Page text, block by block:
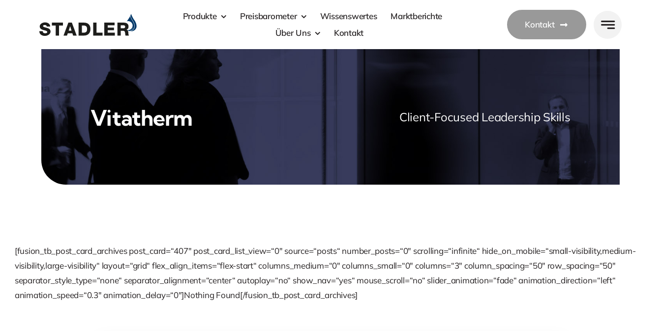
Produkte Preisbarometer Wissenswertes
Marktberichte
Über Uns
Kontakt
Kontakt
Vitatherm Client-Focused Leadership Skills
[fusion_tb_post_card_archives post_card=“407″ post_card_list_view=“0″ source=“posts“ number_posts=“0″ scrolling=“infinite“ hide_on_mobile=“small-visibility,medium-
visibility,large-visibility“ layout=“grid“ flex_align_items=“flex-start“ columns_medium=“0″ columns_small=“0″ columns=“3″ column_spacing=“50″ row_spacing=“50″
separator_style_type=“none“ separator_alignment=“center“ autoplay=“no“ show_nav=“yes“ mouse_scroll=“no“ slider_animation=“fade“ animation_direction=“left“
animation_speed=“0.3″ animation_delay=“0″]Nothing Found[/fusion_tb_post_card_archives]